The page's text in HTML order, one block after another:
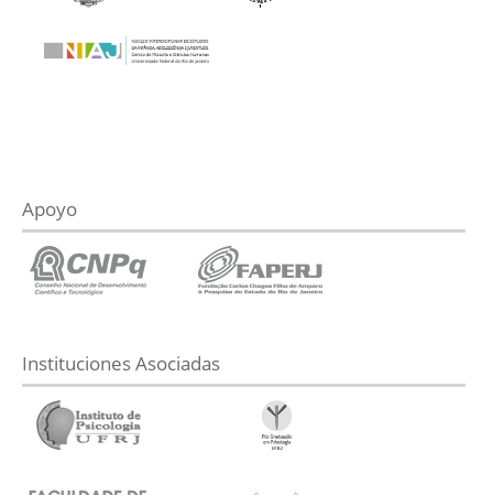
Apoyo
Instituciones Asociadas